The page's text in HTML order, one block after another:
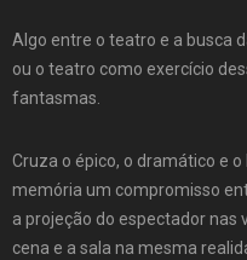
Algo entre o teatro e a busca
ou o teatro como exercício
fantasmas.
Cruza o épico, o dramático e
memória um compromisso
a projeção do espectador nas
cena e a sala na mesma